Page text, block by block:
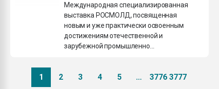
Международная специализированная
выставка РОСМОЛД, посвященная
новым и уже практически освоенным
достижениям отечественной и
зарубежной промышленно...
1 2 3 4 5 ... 3776 3777